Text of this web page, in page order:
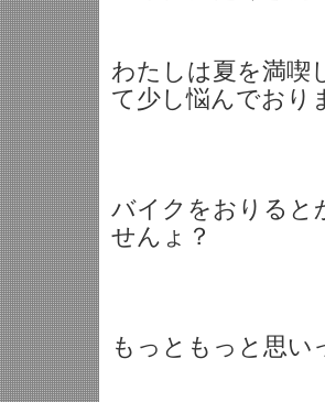
わたしは夏を満喫
て少し悩んでおり
バイクをおりると
せんょ？
もっともっと思